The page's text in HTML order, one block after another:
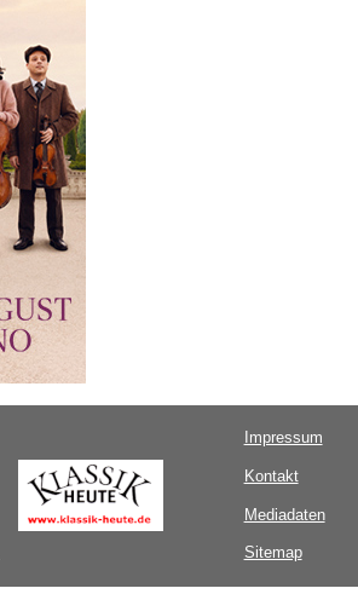
Impressum
Kontakt
Mediadaten
Sitemap